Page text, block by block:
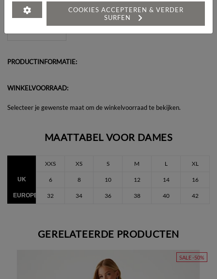
Heeft u een vraag over dit artikel?
PRODUCTINFORMATIE:
WINKELVOORRAAD:
Selecteer je gewenste maat om de winkelvoorraad te bekijken.
MAATTABEL VOOR DAMES
XXS XS S M L XL
UK 6 8 10 12 14 16
EUROPEES 32 34 36 38 40 42
GERELATEERDE PRODUCTEN
SALE -50%
COOKIES ACCEPTEREN & VERDER
SURFEN